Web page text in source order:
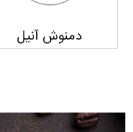
دمنوش آنیل